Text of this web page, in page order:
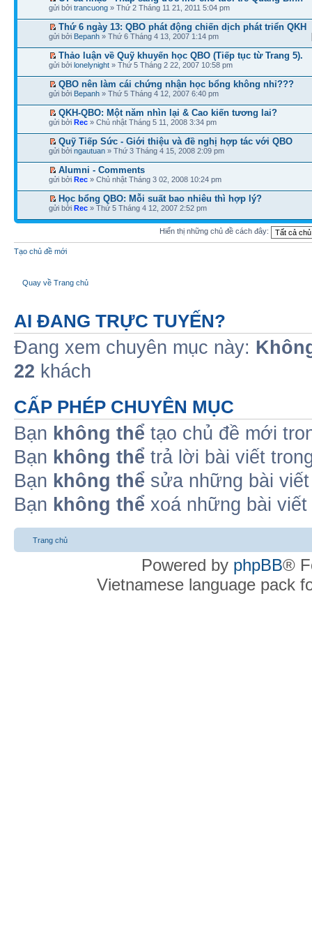
gửi bởi trancuong » Thứ 2 Tháng 11 21, 2011 5:04 pm
Thứ 6 ngày 13: QBO phát động chiến dịch phát triển QKH
gửi bởi Bepanh » Thứ 6 Tháng 4 13, 2007 1:14 pm
Thảo luận về Quỹ khuyến học QBO (Tiếp tục từ Trang 5).
gửi bởi lonelynight » Thứ 5 Tháng 2 22, 2007 10:58 pm
QBO nên làm cái chứng nhận học bổng không nhỉ???
gửi bởi Bepanh » Thứ 5 Tháng 4 12, 2007 6:40 pm
QKH-QBO: Một năm nhìn lại & Cao kiến tương lai?
gửi bởi Rec » Chủ nhật Tháng 5 11, 2008 3:34 pm
Quỹ Tiếp Sức - Giới thiệu và đề nghị hợp tác với QBO
gửi bởi ngautuan » Thứ 3 Tháng 4 15, 2008 2:09 pm
Alumni - Comments
gửi bởi Rec » Chủ nhật Tháng 3 02, 2008 10:24 pm
Học bổng QBO: Mỗi suất bao nhiêu thì hợp lý?
gửi bởi Rec » Thứ 5 Tháng 4 12, 2007 2:52 pm
Hiển thị những chủ đề cách đây:
Tạo chủ đề mới
Quay về Trang chủ
AI ĐANG TRỰC TUYẾN?
Đang xem chuyên mục này:
22 khách
CẤP PHÉP CHUYÊN MỤC
Bạn không thể tạo chủ đề mới
Bạn không thể trả lời bài viết
Bạn không thể sửa những bài
Bạn không thể xoá những bài
Trang chủ
Powered by phpBB®
Vietnamese language pack